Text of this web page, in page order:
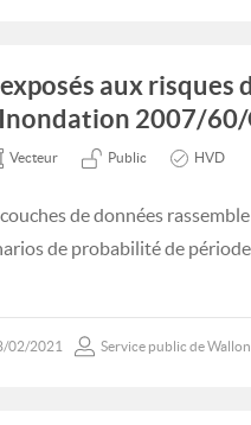
aux risques
2007/60/
Vecteur Public HVD
de données
de probabilité de
02/2021 Service public de